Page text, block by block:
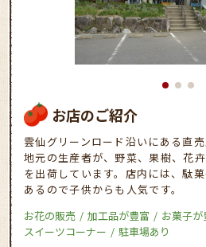
お店のご紹介
雲仙グリーンロード沿いにある直
地元の生産者が、野菜、果樹、花
を出荷しています。店内には、駄
あるので子供からも人気です。
お花の販売
加工品が豊富 お菓子が
スイーツコーナー
駐車場あり